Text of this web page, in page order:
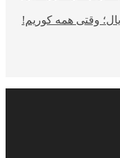
وقتی همه کوریم!